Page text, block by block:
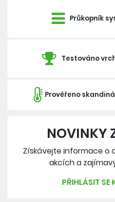
Průkopník
Testováno
Prověřeno
NOVINKY
Získávejte informace o
akcích a
PŘIHLÁSIT SE